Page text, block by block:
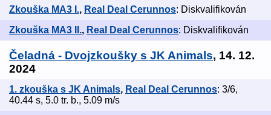
Zkouška MA3 I., Real Deal Cerunnos: Diskvalifikován
Zkouška MA3 II., Real Deal Cerunnos: Diskvalifikován
Čeladná - Dvojzkoušky s JK Animals, 14. 12.
2024
1. zkouška s JK Animals, Real Deal Cerunnos: 3/6,
40.44 s, 5.0 tr. b., 5.09 m/s